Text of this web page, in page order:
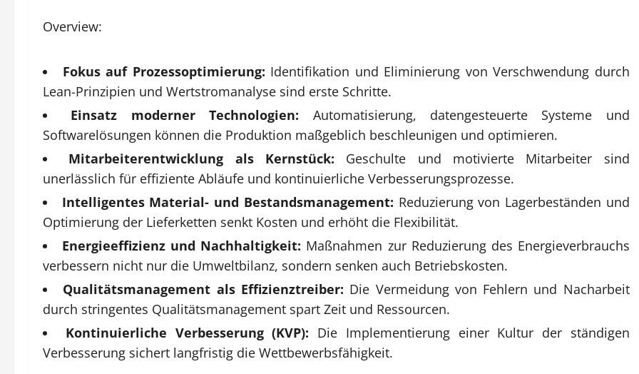
Overview:
Fokus auf Prozessoptimierung: Identifikation und Eliminierung von Verschwendung durch
Lean-Prinzipien und Wertstromanalyse sind erste Schritte.
Einsatz moderner Technologien: Automatisierung, datengesteuerte Systeme und
Softwarelösungen können die Produktion maßgeblich beschleunigen und optimieren.
Mitarbeiterentwicklung als Kernstück: Geschulte und motivierte Mitarbeiter sind
unerlässlich für effiziente Abläufe und kontinuierliche Verbesserungsprozesse.
Intelligentes Material- und Bestandsmanagement: Reduzierung von Lagerbeständen und
Optimierung der Lieferketten senkt Kosten und erhöht die Flexibilität.
Energieeffizienz und Nachhaltigkeit: Maßnahmen zur Reduzierung des Energieverbrauchs
verbessern nicht nur die Umweltbilanz, sondern senken auch Betriebskosten.
Qualitätsmanagement als Effizienztreiber: Die Vermeidung von Fehlern und Nacharbeit
durch stringentes Qualitätsmanagement spart Zeit und Ressourcen.
Kontinuierliche Verbesserung (KVP): Die Implementierung einer Kultur der ständigen
Verbesserung sichert langfristig die Wettbewerbsfähigkeit.